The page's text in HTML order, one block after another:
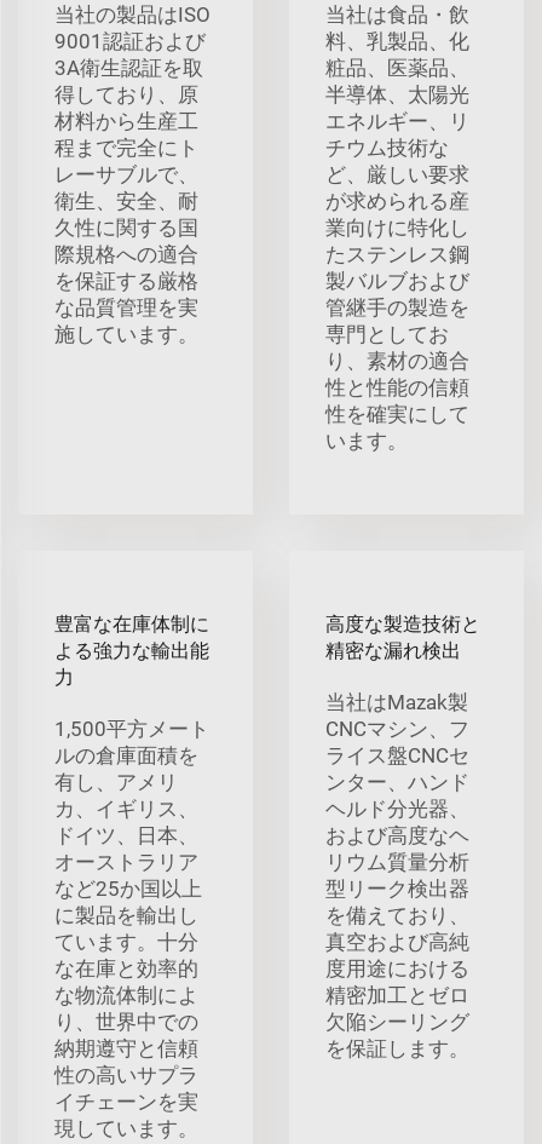
当社の製品はISO
9001認証および
3A衛生認証を取
得しており、原
材料から生産工
程まで完全にト
レーサブルで、
衛生、安全、耐
久性に関する国
際規格への適合
を保証する厳格
な品質管理を実
施しています。
当社は食品・飲
料、乳製品、化
粧品、医薬品、
半導体、太陽光
エネルギー、リ
チウム技術な
ど、厳しい要求
が求められる産
業向けに特化し
たステンレス鋼
製バルブおよび
管継手の製造を
専門としてお
り、素材の適合
性と性能の信頼
性を確実にして
います。
豊富な在庫体制に
よる強力な輸出能
力
1,500平方メート
ルの倉庫面積を
有し、アメリ
カ、イギリス、
ドイツ、日本、
オーストラリア
など25か国以上
に製品を輸出し
ています。十分
な在庫と効率的
な物流体制によ
り、世界中での
納期遵守と信頼
性の高いサプラ
イチェーンを実
現しています。
高度な製造技術と
精密な漏れ検出
当社はMazak製
CNCマシン、フ
ライス盤CNCセ
ンター、ハンド
ヘルド分光器、
および高度なヘ
リウム質量分析
型リーク検出器
を備えており、
真空および高純
度用途における
精密加工とゼロ
欠陥シーリング
を保証します。